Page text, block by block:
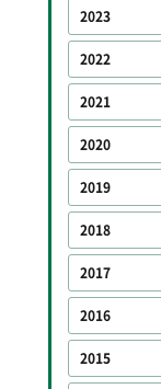
2023
2022
2021
2020
2019
2018
2017
2016
2015